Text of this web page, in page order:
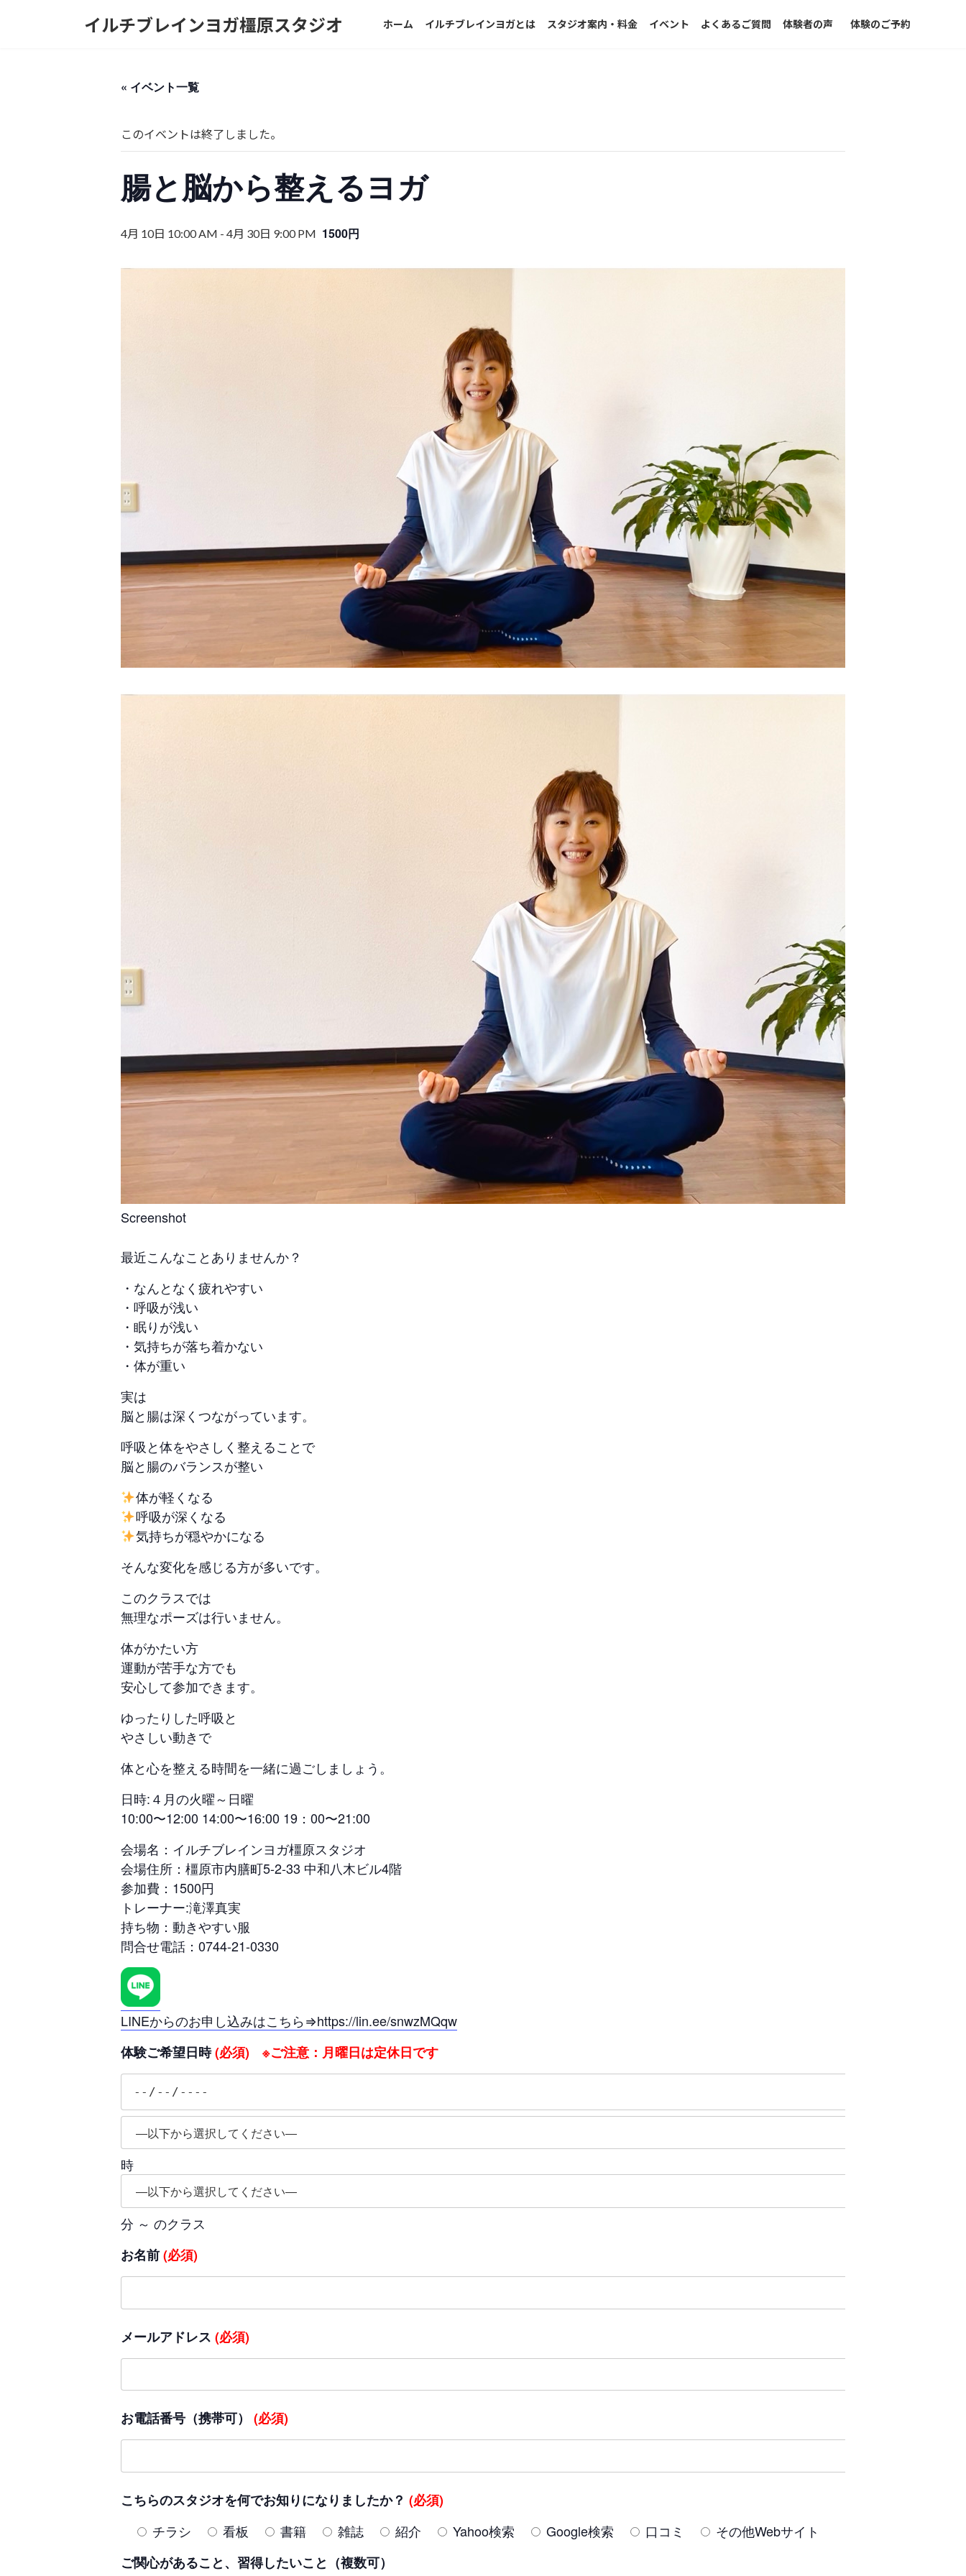
イルチブレインヨガ橿原スタジオ ホーム イルチブレインヨガとは スタジオ案内・料金 イベント よくあるご質問 体験者の声 体験のご予約
« イベント一覧
このイベントは終了しました。
腸と脳から整えるヨガ
4月 10日 10:00 AM - 4月 30日 9:00 PM 1500円
Screenshot
最近こんなことありませんか？
・なんとなく疲れやすい
・呼吸が浅い
・眠りが浅い
・気持ちが落ち着かない
・体が重い
実は
脳と腸は深くつながっています。
呼吸と体をやさしく整えることで
脳と腸のバランスが整い
体が軽くなる
呼吸が深くなる
気持ちが穏やかになる
そんな変化を感じる方が多いです。
このクラスでは
無理なポーズは行いません。
体がかたい方
運動が苦手な方でも
安心して参加できます。
ゆったりした呼吸と
やさしい動きで
体と心を整える時間を一緒に過ごしましょう。
日時:４月の火曜～日曜
10:00〜12:00 14:00〜16:00 19：00〜21:00
会場名：イルチブレインヨガ橿原スタジオ
会場住所：橿原市内膳町5-2-33 中和八木ビル4階
参加費：1500円
トレーナー:滝澤真実
持ち物：動きやすい服
問合せ電話：0744-21-0330
LINEからのお申し込みはこちら⇒https://lin.ee/snwzMQqw
体験ご希望日時(必須) ※ご注意：月曜日は定休日です
時
分 ～ のクラス
お名前(必須)
メールアドレス (必須)
お電話番号（携帯可） (必須)
こちらのスタジオを何でお知りになりましたか？ (必須)
チラシ
看板 書籍 雑誌 紹介 Yahoo検索 Google検索 口コミ
その他Webサイト
ご関心があること、習得したいこと（複数可）